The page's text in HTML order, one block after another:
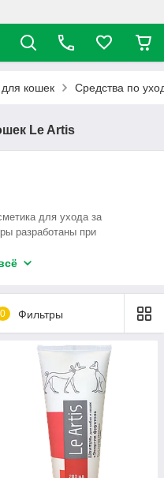
кошек Средства по
Le Artis
для ухода за
разработаны при
качества на
цены.
0 Фильтры